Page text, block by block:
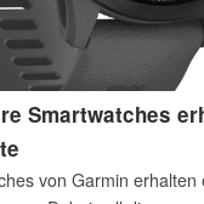
Smartwatches
von Garmin erhalten